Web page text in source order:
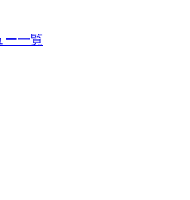
ー一覧